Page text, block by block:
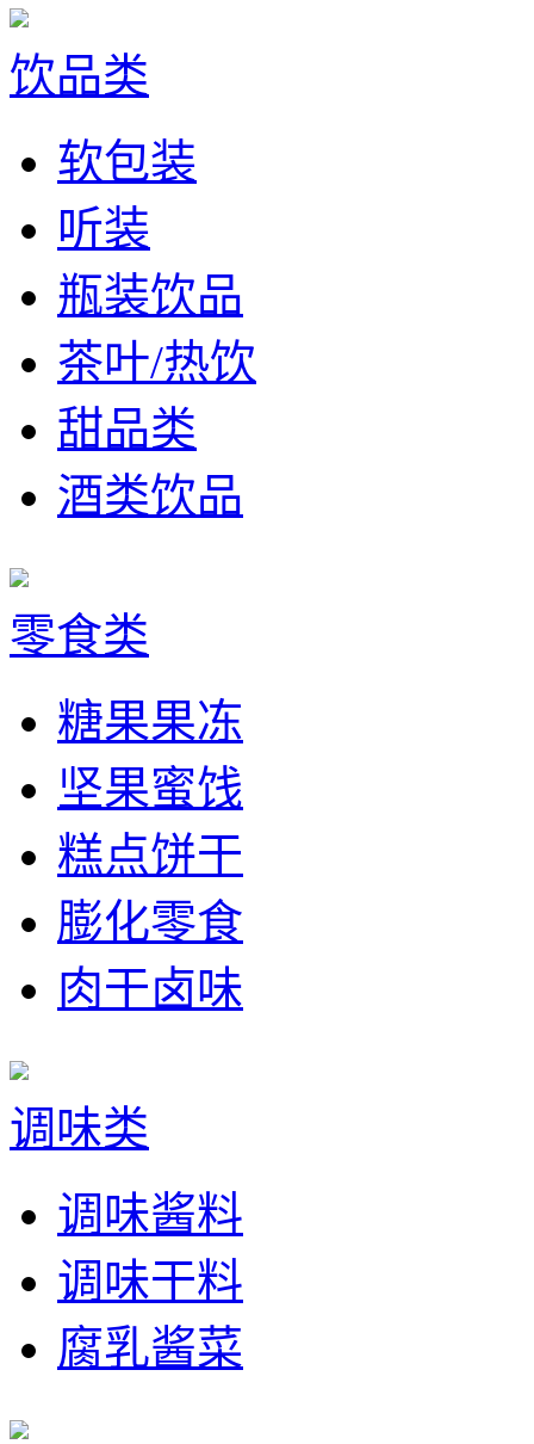
饮品类
软包装
听装
瓶装饮品
茶叶/热饮
甜品类
酒类饮品
零食类
糖果果冻
坚果蜜饯
糕点饼干
膨化零食
肉干卤味
调味类
调味酱料
调味干料
腐乳酱菜